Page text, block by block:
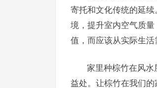
寄托和文化传统的延
境，提升室内空气质
值，而应该从实际生活
家里种棕竹在风
益处。让棕竹在我们